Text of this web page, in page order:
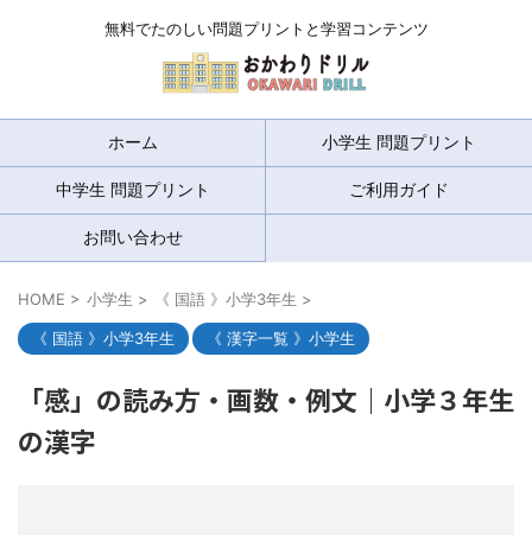
無料でたのしい問題プリントと学習コンテンツ
ホーム 小学生 問題プリント
中学生 問題プリント ご利用ガイド
お問い合わせ
HOME > 小学生 > 《 国語 》小学3年生 >
《 国語 》小学3年生 《 漢字一覧 》小学生
「感」の読み方・画数・例文｜小学３年生
の漢字